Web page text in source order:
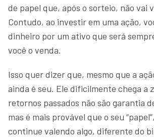
de papel que, após o sorteio, não vai
Contudo, ao investir em uma ação,
dinheiro por um ativo que será
você o venda.
Isso quer dizer que, mesmo que a
ainda é seu. Ele dificilmente chega a
retornos passados não são garantia
mas é mais provável que o seu
continue valendo algo, diferente do